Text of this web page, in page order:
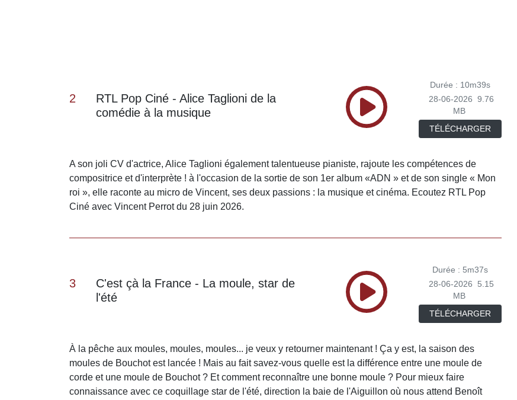
2
RTL Pop Ciné - Alice Taglioni de la
comédie à la musique
Durée : 10m39s
28-06-2026
9.76
MB
TÉLÉCHARGER
A son joli CV d'actrice, Alice Taglioni également talentueuse pianiste, rajoute les compétences de
compositrice et d'interprète ! à l'occasion de la sortie de son 1er album «ADN » et de son single « Mon
roi », elle raconte au micro de Vincent, ses deux passions : la musique et cinéma. Ecoutez RTL Pop
Ciné avec Vincent Perrot du 28 juin 2026.
3
C'est çà la France - La moule, star de
l'été
Durée : 5m37s
28-06-2026
5.15
MB
TÉLÉCHARGER
À la pêche aux moules, moules, moules... je veux y retourner maintenant ! Ça y est, la saison des
moules de Bouchot est lancée ! Mais au fait savez-vous quelle est la différence entre une moule de
corde et une moule de Bouchot ? Et comment reconnaître une bonne moule ? Pour mieux faire
connaissance avec ce coquillage star de l'été, direction la baie de l'Aiguillon où nous attend Benoît